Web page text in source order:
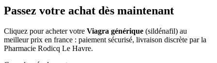
Passez votre achat dès maintenant
Cliquez pour acheter votre Viagra générique (sildénafil) au
meilleur prix en france : paiement sécurisé, livraison discrète par la
Pharmacie Rodicq Le Havre.